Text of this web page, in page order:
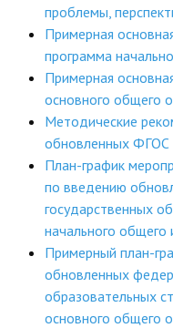
проблемы,
Примерная
программа
Примерная
основного общего
Методические
обновленных ФГОС
План-график
по введению
государственных
начального общего
Примерный план-
обновленных
образовательных
основного общего